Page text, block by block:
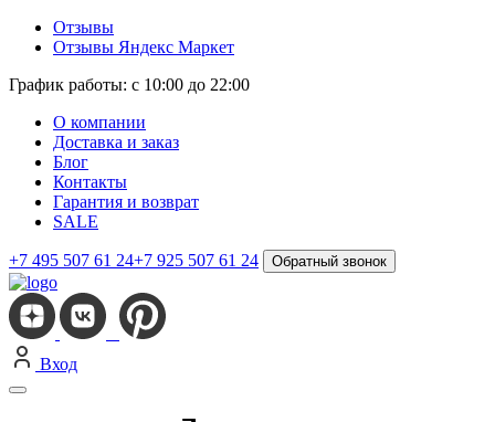
Отзывы
Отзывы Яндекс Маркет
График работы: с 10:00 до 22:00
О компании
Доставка и заказ
Блог
Контакты
Гарантия и возврат
SALE
+7 495 507 61 24+7 925 507 61 24 Обратный звонок
Вход